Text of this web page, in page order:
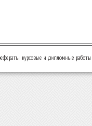
курсовые и дипломные работы